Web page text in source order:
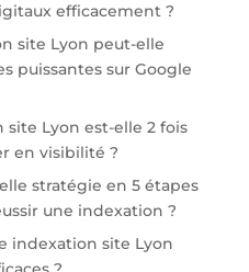
efficacement ?
site Lyon peut-elle
puissantes sur Google
Lyon est-elle 2 fois
en visibilité ?
stratégie en 5 étapes
une indexation ?
indexation site Lyon